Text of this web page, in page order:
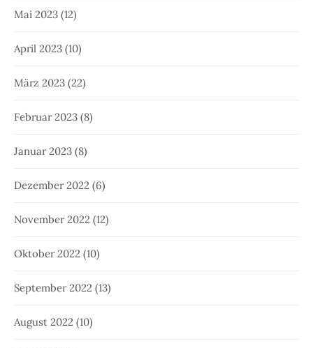
Mai 2023 (12)
April 2023 (10)
März 2023 (22)
Februar 2023 (8)
Januar 2023 (8)
Dezember 2022 (6)
November 2022 (12)
Oktober 2022 (10)
September 2022 (13)
August 2022 (10)